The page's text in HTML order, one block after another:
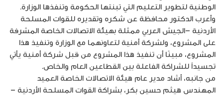
الوطنية لتطوير التعليم التي تبنتها الحكومة وتنفذها الوزارة.
وأعرب الدكتور محافظة عن شكره وتقديره للقوات المسلحة
الأردنية –الجيش العربي ممثلة بهيئة الاتصالات الخاصة المشرفة
على المشروع، ولشركة أمنية لتعاونهما مع الوزارة وتنفيذ هذا
المشروع، مبينًا أن تنفيذ هذا المشروع من قبل شركة أمنية يأتي
تجسيداً للشراكة الفاعلة بين القطاعين العام والخاص.
من جانبه، أشاد مدير عام هيئة الاتصالات الخاصة العميد
المهندس هيثم حسين بكر، بشراكة القوات المسلحة الأردنية –